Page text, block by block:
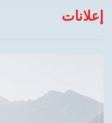
إعلانات